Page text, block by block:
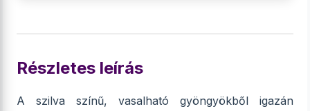
Részletes leírás
A szilva színű, vasalható gyöngyökből igazán